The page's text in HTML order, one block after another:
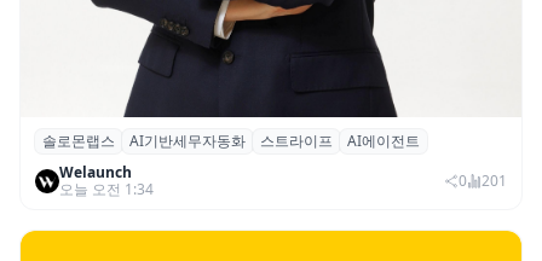
솔로몬랩스, 스트라이프 출신 이창헌 영입…
절세 전략 AI 에이전트 개발 본격화
솔로몬랩스 AI기반세무자동화 스트라이프
AI에이전트
Welaunch
오늘 오전 1:34
0 201